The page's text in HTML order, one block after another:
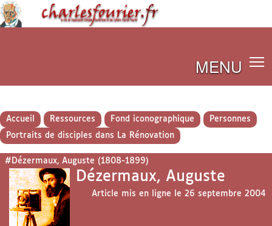
MENU
Accueil Ressources Fond iconographique
Personnes
Portraits de disciples dans La Rénovation
#Dézermaux, Auguste (1808-1899)
Dézermaux, Auguste
Article mis en ligne le 26 septembre 2004